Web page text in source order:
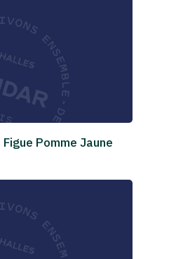
Figue Pomme Jaune